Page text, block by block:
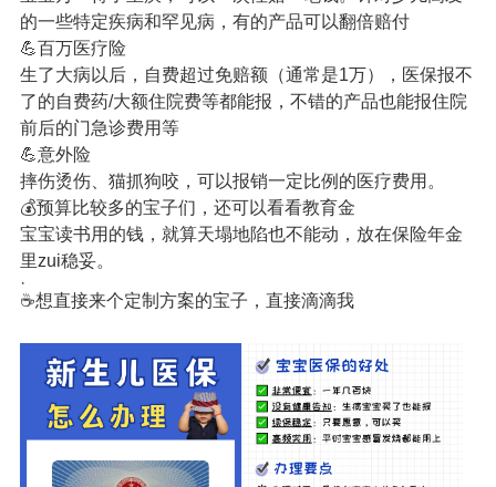
的一些特定疾病和罕见病，有的产品可以翻倍赔付
💪百万医疗险
生了大病以后，自费超过免赔额（通常是1万），医保报不
了的自费药/大额住院费等都能报，不错的产品也能报住院
前后的门急诊费用等
💪意外险
摔伤烫伤、猫抓狗咬，可以报销一定比例的医疗费用。
💰预算比较多的宝子们，还可以看看教育金
宝宝读书用的钱，就算天塌地陷也不能动，放在保险年金
里zui稳妥。
·
☕想直接来个定制方案的宝子，直接滴滴我